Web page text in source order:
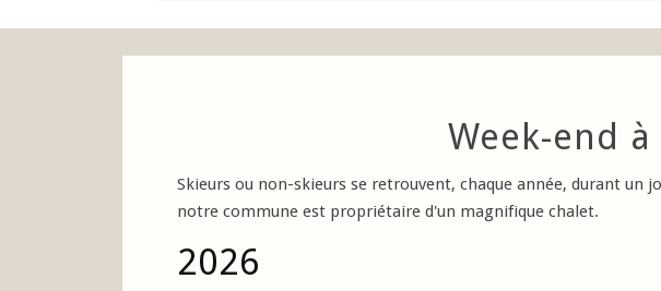
Week-end à
Skieurs ou non-skieurs se retrouvent, chaque année, durant un
notre commune est propriétaire d'un magnifique chalet.
2026